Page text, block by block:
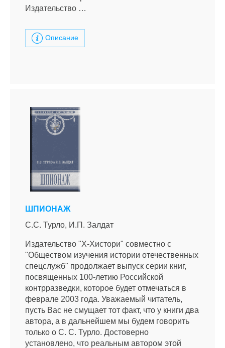
Издательство …
Описание
ШПИОНАЖ
C.С. Турло, И.П. Залдат
Издательство "Х-Хистори" совместно с
"Обществом изучения истории отечественных
спецслужб" продолжает выпуск серии книг,
посвященных 100-летию Российской
контрразведки, которое будет отмечаться в
феврале 2003 года. Уважаемый читатель,
пусть Вас не смущает тот факт, что у книги два
автора, а в дальнейшем мы будем говорить
только о С. С. Турло. Достоверно
установлено, что реальным автором этой